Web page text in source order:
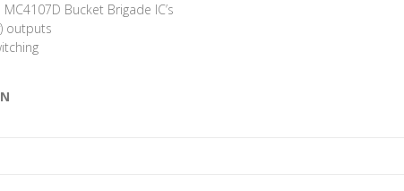
Bucket Brigade IC’s
outputs